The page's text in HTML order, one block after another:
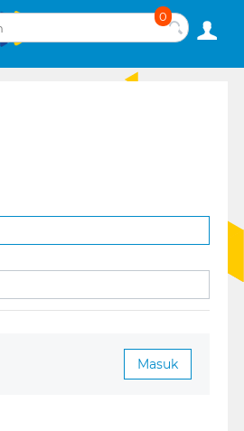
0
Masuk